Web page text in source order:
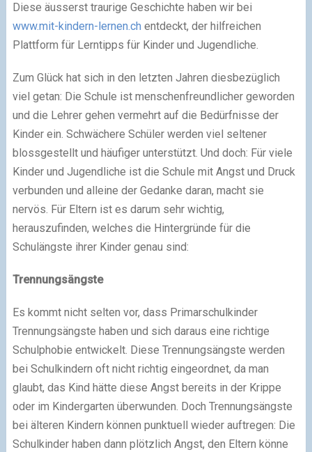
Diese äusserst traurige Geschichte haben wir bei
www.mit-kindern-lernen.ch entdeckt, der hilfreichen
Plattform für Lerntipps für Kinder und Jugendliche.
Zum Glück hat sich in den letzten Jahren diesbezüglich
viel getan: Die Schule ist menschenfreundlicher geworden
und die Lehrer gehen vermehrt auf die Bedürfnisse der
Kinder ein. Schwächere Schüler werden viel seltener
blossgestellt und häufiger unterstützt. Und doch: Für viele
Kinder und Jugendliche ist die Schule mit Angst und Druck
verbunden und alleine der Gedanke daran, macht sie
nervös. Für Eltern ist es darum sehr wichtig,
herauszufinden, welches die Hintergründe für die
Schulängste ihrer Kinder genau sind:
Trennungsängste
Es kommt nicht selten vor, dass Primarschulkinder
Trennungsängste haben und sich daraus eine richtige
Schulphobie entwickelt. Diese Trennungsängste werden
bei Schulkindern oft nicht richtig eingeordnet, da man
glaubt, das Kind hätte diese Angst bereits in der Krippe
oder im Kindergarten überwunden. Doch Trennungsängste
bei älteren Kindern können punktuell wieder auftregen: Die
Schulkinder haben dann plötzlich Angst, den Eltern könne